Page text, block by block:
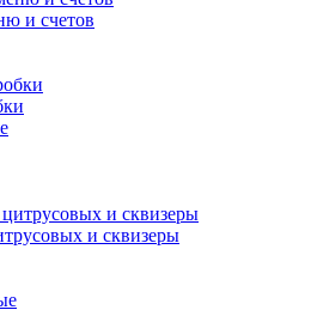
и счетов
и сквизеры